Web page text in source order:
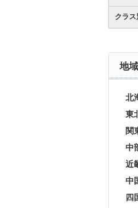
クラス
地
北
東
関
中
近
中
四